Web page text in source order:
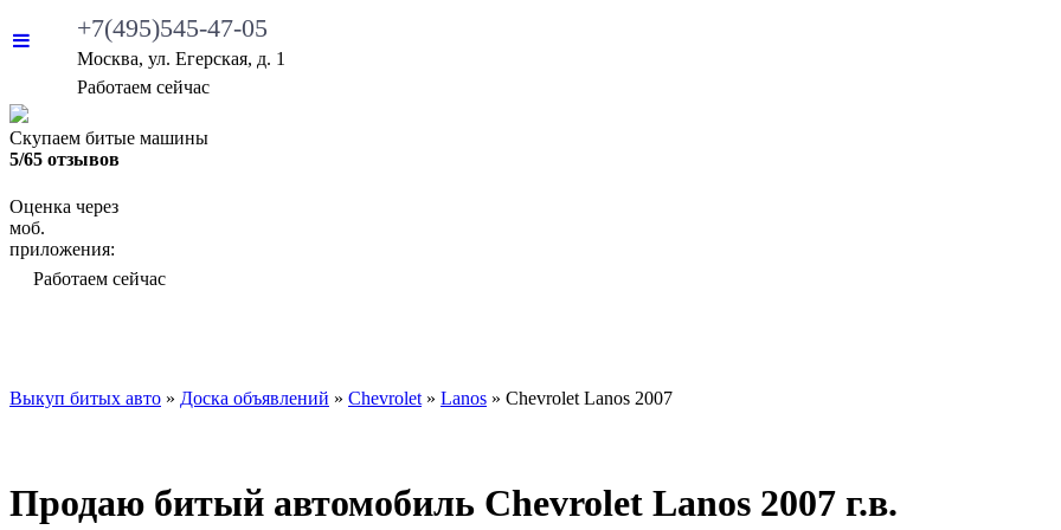
+7(495)545-47-05
Москва, ул. Егерская, д. 1
Работаем сейчас
Скупаем битые машины
5/65 отзывов
Оценка через
моб.
приложения:
Работаем сейчас
Выкуп битых авто » Доска объявлений » Chevrolet » Lanos » Chevrolet Lanos 2007
Продаю битый автомобиль Chevrolet Lanos 2007 г.в.